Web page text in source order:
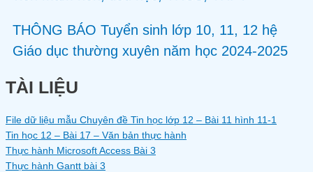
THÔNG BÁO Tuyển sinh lớp 10, 11, 12 hệ
Giáo dục thường xuyên năm học 2024-2025
TÀI LIỆU
File dữ liệu mẫu Chuyên đề Tin học lớp 12 – Bài 11 hình 11-1
Tin học 12 – Bài 17 – Văn bản thực hành
Thực hành Microsoft Access Bài 3
Thực hành Gantt bài 3